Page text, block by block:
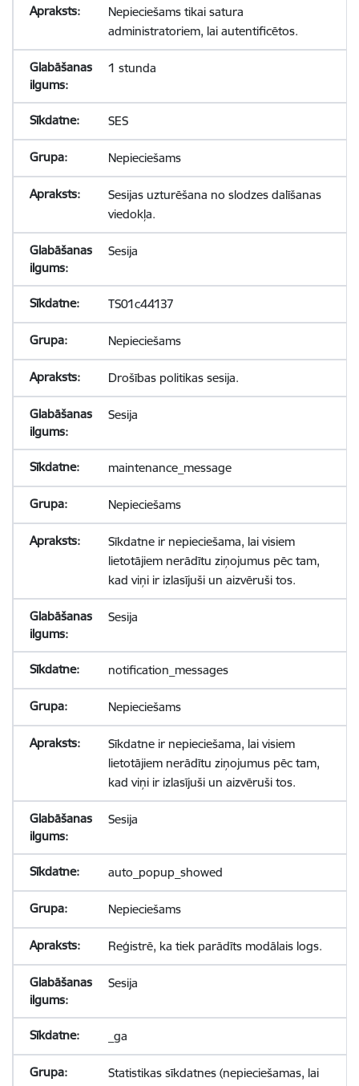
Nepieciešams tikai satura
administratoriem, lai autentificētos.
1 stunda
SES
Nepieciešams
Sesijas uzturēšana no slodzes dalīšanas
viedokļa.
Sesija
TS01c44137
Nepieciešams
Drošības politikas sesija.
Sesija
maintenance_message
Nepieciešams
Sīkdatne ir nepieciešama, lai visiem
lietotājiem nerādītu ziņojumus pēc tam,
kad viņi ir izlasījuši un aizvēruši tos.
Sesija
notification_messages
Nepieciešams
Sīkdatne ir nepieciešama, lai visiem
lietotājiem nerādītu ziņojumus pēc tam,
kad viņi ir izlasījuši un aizvēruši tos.
Sesija
auto_popup_showed
Nepieciešams
Reģistrē, ka tiek parādīts modālais logs.
Sesija
_ga
Statistikas sīkdatnes (nepieciešamas, lai